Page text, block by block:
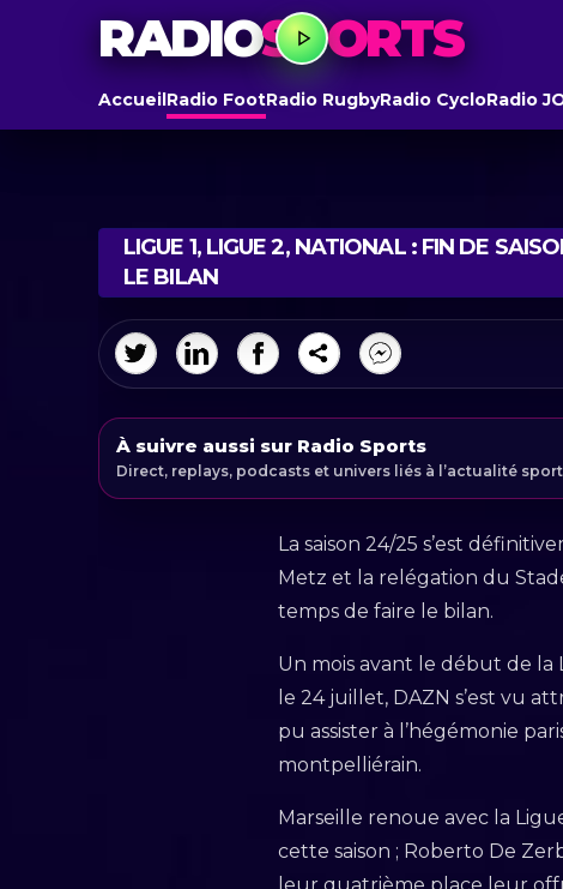
RADIOSPORTS
AccueilRadio FootRadio RugbyRadio CycloRadio
LIGUE 1, LIGUE 2, NATIONAL : FIN DE
LE BILAN
À suivre aussi sur Radio Sports
Direct, replays, podcasts et univers liés à l’actualité
La saison 24/25 s’est
Metz et la relégation du
temps de faire le bilan.
Un mois avant le début de la
le 24 juillet, DAZN s’est vu
pu assister à l’hégémonie
montpelliérain.
Marseille renoue avec la
cette saison ; Roberto De
leur quatrième place leur